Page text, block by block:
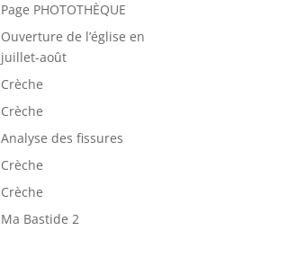
Page PHOTOTHÈQUE
Ouverture de l’église en
juillet-août
Crèche
Crèche
Analyse des fissures
Crèche
Crèche
Ma Bastide 2